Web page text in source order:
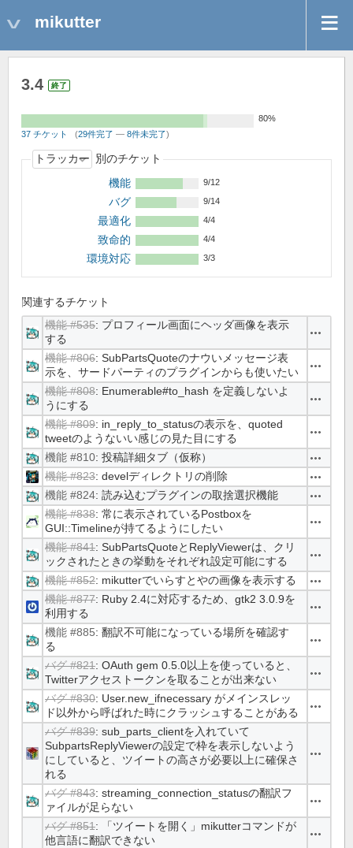
mikutter
3.4 終了
80%
37 チケット
(29件完了 — 8件未完了)
別のチケット
機能
9/12
バグ 9/14
最適化 4/4
致命的 4/4
環境対応 3/3
関連するチケット
機能 #535: プロフィール画面にヘッダ画像を表示
する
機能 #806: SubPartsQuoteのナウいメッセージ表
示を、サードパーティのプラグインからも使いたい
機能 #808: Enumerable#to_hash を定義しないよ
うにする
機能 #809: in_reply_to_statusの表示を、quoted
tweetのようないい感じの見た目にする
機能 #810: 投稿詳細タブ（仮称）
機能 #823: develディレクトリの削除
機能 #824: 読み込むプラグインの取捨選択機能
機能 #838: 常に表示されているPostboxを
GUI::Timelineが持てるようにしたい
機能 #841: SubPartsQuoteとReplyViewerは、クリ
ックされたときの挙動をそれぞれ設定可能にする
機能 #852: mikutterでいらすとやの画像を表示する
機能 #877: Ruby 2.4に対応するため、gtk2 3.0.9を
利用する
機能 #885: 翻訳不可能になっている場所を確認す
る
バグ #821: OAuth gem 0.5.0以上を使っていると、
Twitterアクセストークンを取ることが出来ない
バグ #830: User.new_ifnecessary がメインスレッ
ド以外から呼ばれた時にクラッシュすることがある
バグ #839: sub_parts_clientを入れていて
SubpartsReplyViewerの設定で枠を表示しないよう
にしていると、ツイートの高さが必要以上に確保さ
れる
バグ #843: streaming_connection_statusの翻訳フ
ァイルが足らない
バグ #851: 「ツイートを開く」mikutterコマンドが
他言語に翻訳できない